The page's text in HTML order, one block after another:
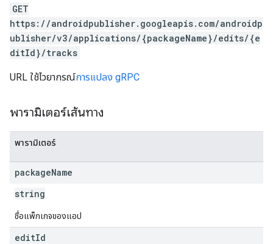
GET
https://androidpublisher.googleapis.com/androidp
ublisher/v3/applications/{packageName}/edits/{e
ditId}/tracks
URL ใช้ไวยากรณ์การแปลง gRPC
พารามิเตอร์เส้นทาง
พารามิเตอร์
packageName
string
ชื่อแพ็กเกจของแอป
editId